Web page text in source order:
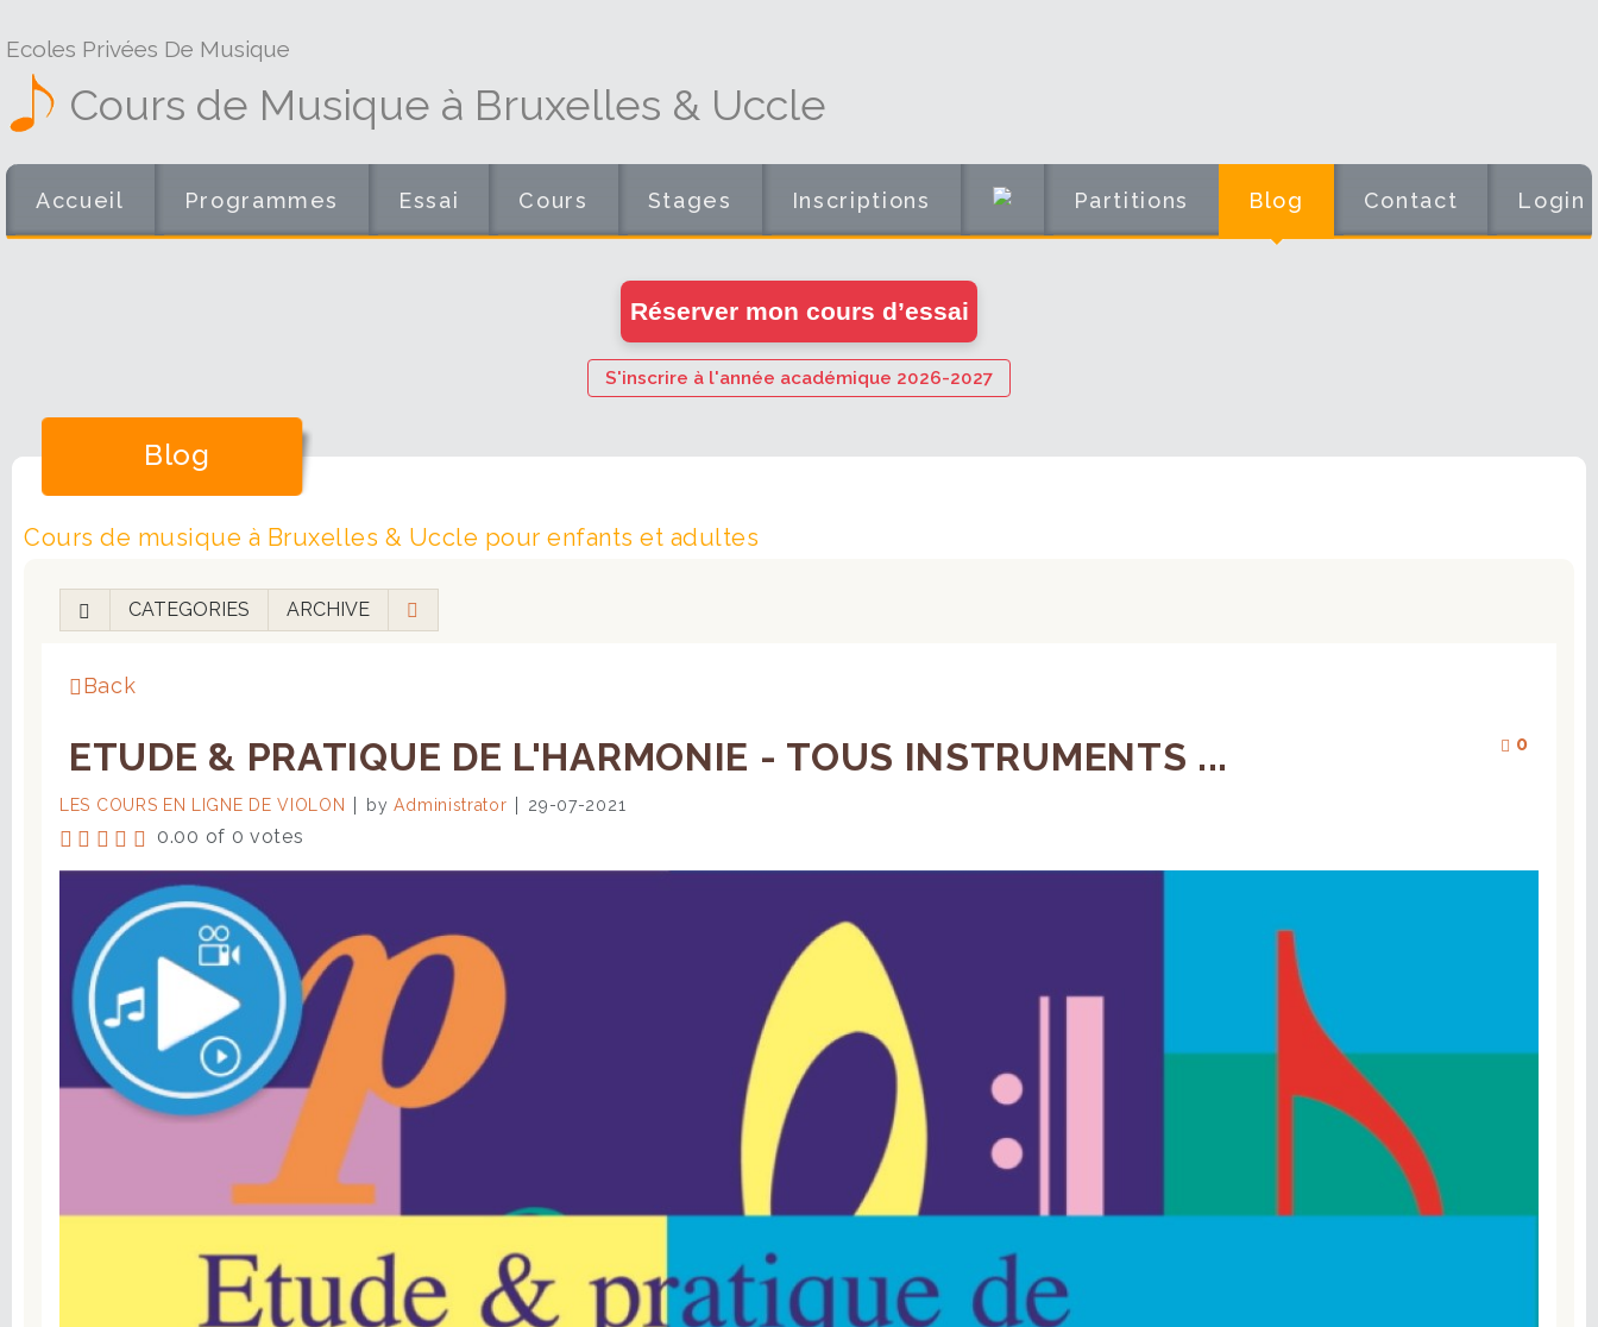
Ecoles Privées De Musique
Cours de Musique à Bruxelles & Uccle
Accueil Programmes Essai Cours Stages Inscriptions Partitions Blog Contact Login
Réserver mon cours d’essai
S'inscrire à l'année académique 2026-2027
Blog
Cours de musique à Bruxelles & Uccle pour enfants et adultes
CATEGORIES ARCHIVE
Back
0
ETUDE & PRATIQUE DE L'HARMONIE - TOUS INSTRUMENTS ...
LES COURS EN LIGNE DE VIOLON byAdministrator 29-07-2021
0.00 of 0 votes